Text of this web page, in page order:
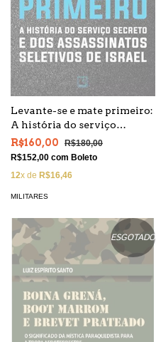
Levante-se e mate primeiro:
A história do serviço
secreto e dos assassinatos
seletivos de Israel
R$160,00
R$180,00
R$152,00 com Boleto
12x de R$16,46
MILITARES
ESGOTADO